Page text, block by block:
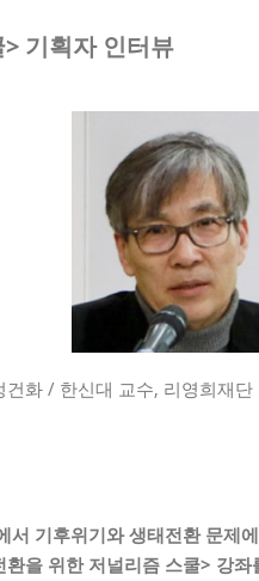
> 기획자 인터뷰
건화 / 한신대 교수, 리영희재단
서 기후위기와 생태전환 문제
환을 위한 저널리즘 스쿨> 강좌